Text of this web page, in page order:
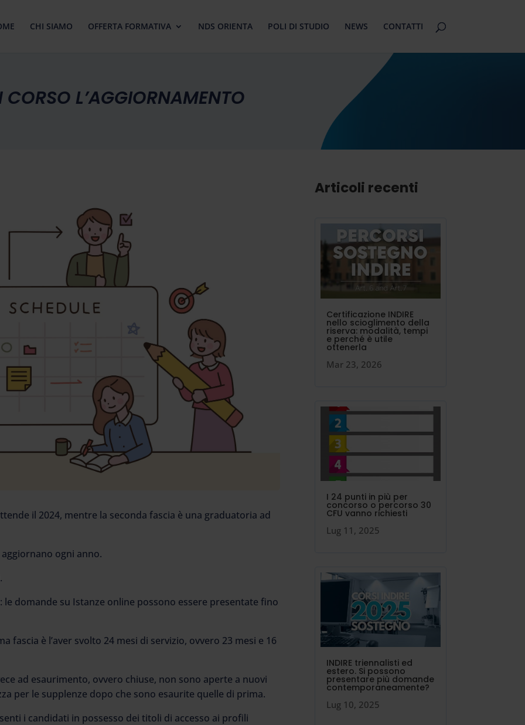
CHI SIAMO OFFERTA FORMATIVA NDS ORIENTA POLI DI STUDIO NEWS CONTATTI
L’AGGIORNAMENTO
il 2024, mentre la seconda fascia è una graduatoria ad
ogni anno.
le domande su Istanze online possono essere presentate fino
fascia è l’aver svolto 24 mesi di servizio, ovvero 23 mesi e 16
ad esaurimento, ovvero chiuse, non sono aperte a nuovi
per le supplenze dopo che sono esaurite quelle di prima.
i candidati in possesso dei titoli di accesso ai profili
Articoli recenti
Certificazione INDIRE
nello scioglimento della
riserva: modalità, tempi
e perché è utile
ottenerla
Mar 23, 2026
I 24 punti in più per
concorso o percorso 30
CFU vanno richiesti
Lug 11, 2025
INDIRE triennalisti ed
estero. Si possono
presentare più domande
contemporaneamente?
Lug 10, 2025